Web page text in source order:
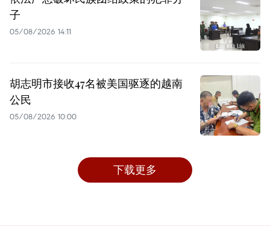
子
05/08/2026 14:11
胡志明市接收47名被美国驱逐的越南
公民
05/08/2026 10:00
下载更多